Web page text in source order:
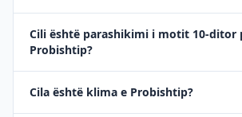
Cili është parashikimi i motit 10-ditor
Probishtip?
Cila është klima e Probishtip?